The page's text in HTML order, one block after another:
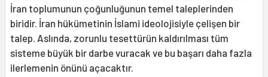
İran toplumunun çoğunluğunun temel taleplerinden
biridir. İran hükümetinin İslami ideolojisiyle çelişen bir
talep. Aslında, zorunlu tesettürün kaldırılması tüm
sisteme büyük bir darbe vuracak ve bu başarı daha fazla
ilerlemenin önünü açacaktır.